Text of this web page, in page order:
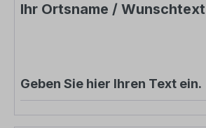
Ihr Ortsname / Wunschtext
Geben Sie hier Ihren Text ein.